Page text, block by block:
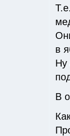
в
Ну
В